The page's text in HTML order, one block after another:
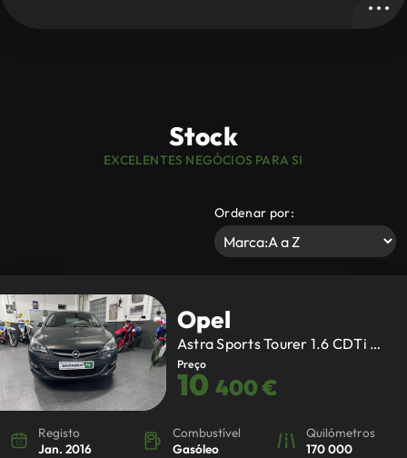
Stock
EXCELENTES NEGÓCIOS PARA SI
Ordenar por:
Next
Opel
Astra Sports Tourer 1.6 CDTi Cosmo S/S
Preço
10 400 €
Registo
Jan. 2016
Combustível
Gasóleo
Quilómetros
170 000